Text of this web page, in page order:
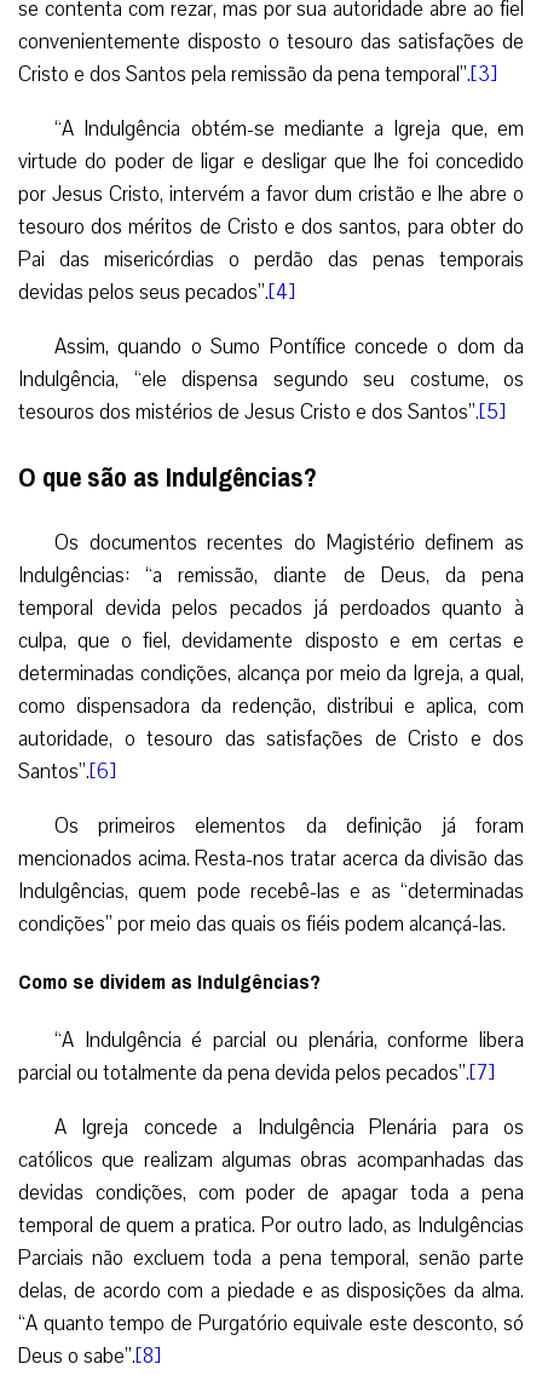
se contenta com rezar, mas por sua autoridade abre ao fiel
convenientemente disposto o tesouro das satisfações de
Cristo e dos Santos pela remissão da pena temporal”.[3]
“A Indulgência obtém-se mediante a Igreja que, em
virtude do poder de ligar e desligar que lhe foi concedido
por Jesus Cristo, intervém a favor dum cristão e lhe abre o
tesouro dos méritos de Cristo e dos santos, para obter do
Pai das misericórdias o perdão das penas temporais
devidas pelos seus pecados”.[4]
Assim, quando o Sumo Pontífice concede o dom da
Indulgência, “ele dispensa segundo seu costume, os
tesouros dos mistérios de Jesus Cristo e dos Santos”.[5]
O que são as Indulgências?
Os documentos recentes do Magistério definem as
Indulgências: “a remissão, diante de Deus, da pena
temporal devida pelos pecados já perdoados quanto à
culpa, que o fiel, devidamente disposto e em certas e
determinadas condições, alcança por meio da Igreja, a qual,
como dispensadora da redenção, distribui e aplica, com
autoridade, o tesouro das satisfações de Cristo e dos
Santos”.[6]
Os primeiros elementos da definição já foram
mencionados acima. Resta-nos tratar acerca da divisão das
Indulgências, quem pode recebê-las e as “determinadas
condições” por meio das quais os fiéis podem alcançá-las.
Como se dividem as Indulgências?
“A Indulgência é parcial ou plenária, conforme libera
parcial ou totalmente da pena devida pelos pecados”.[7]
A Igreja concede a Indulgência Plenária para os
católicos que realizam algumas obras acompanhadas das
devidas condições, com poder de apagar toda a pena
temporal de quem a pratica. Por outro lado, as Indulgências
Parciais não excluem toda a pena temporal, senão parte
delas, de acordo com a piedade e as disposições da alma.
“A quanto tempo de Purgatório equivale este desconto, só
Deus o sabe”.[8]